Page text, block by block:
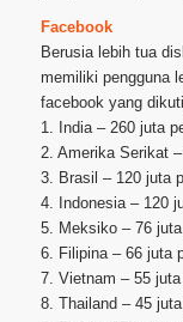
Facebook
Berusia lebih tua
memiliki pengguna
facebook yang
1. India – 260 juta
2. Amerika Serikat
3. Brasil – 120 juta
4. Indonesia – 120
5. Meksiko – 76
6. Filipina – 66 juta
7. Vietnam – 55 juta
8. Thailand – 45